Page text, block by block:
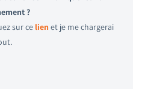
?
sur ce lien et je me chargerai